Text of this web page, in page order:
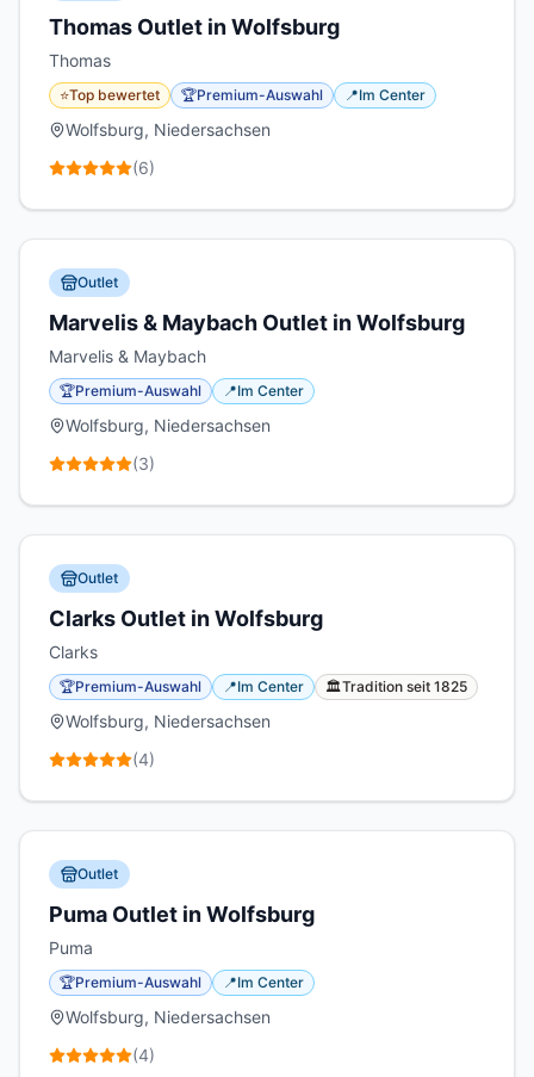
Thomas Outlet in Wolfsburg
Thomas
⭐Top bewertet 🏆Premium-Auswahl 📍Im Center
Wolfsburg, Niedersachsen
(6)
Outlet
Marvelis & Maybach Outlet in Wolfsburg
Marvelis & Maybach
🏆Premium-Auswahl 📍Im Center
Wolfsburg, Niedersachsen
(3)
Outlet
Clarks Outlet in Wolfsburg
Clarks
🏆Premium-Auswahl 📍Im Center 🏛️Tradition seit 1825
Wolfsburg, Niedersachsen
(4)
Outlet
Puma Outlet in Wolfsburg
Puma
🏆Premium-Auswahl 📍Im Center
Wolfsburg, Niedersachsen
(4)